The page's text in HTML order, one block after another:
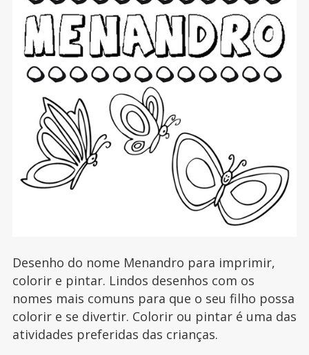
Desenho do nome Menandro para imprimir,
colorir e pintar. Lindos desenhos com os
nomes mais comuns para que o seu filho possa
colorir e se divertir. Colorir ou pintar é uma das
atividades preferidas das crianças.